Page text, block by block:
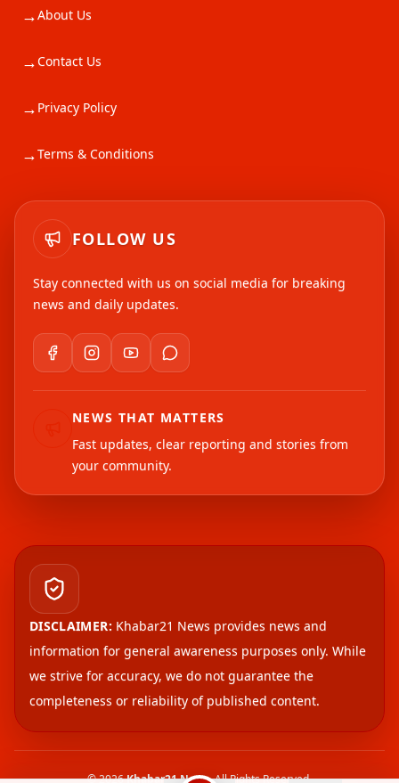
→About Us
→Contact Us
→ Privacy Policy
→Terms & Conditions
FOLLOW US
Stay connected with us on social media for breaking
news and daily updates.
NEWS THAT MATTERS
Fast updates, clear reporting and stories from
your community.
DISCLAIMER: Khabar21 News provides news and
information for general awareness purposes only. While
we strive for accuracy, we do not guarantee the
completeness or reliability of published content.
©2026Khabar21 News. All Rights Reserved.